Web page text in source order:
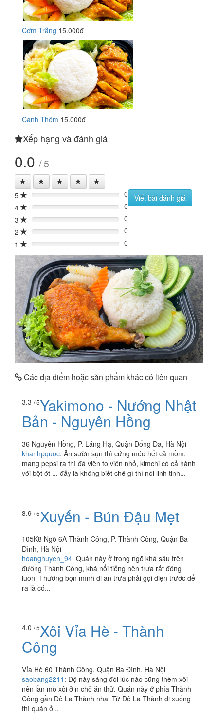
Cơm Trắng 15.000đ
Canh Thêm 15.000đ
Xếp hạng và đánh giá
0.0 / 5
5 0%
0
4
0%
0
3
0%
0
2
0%
0
1
0% 0
Viết bài đánh giá
Các địa điểm hoặc sản phẩm khác có liên quan
3.3 / 5Yakimono - Nướng Nhật
Bản - Nguyên Hồng
36 Nguyên Hồng, P. Láng Hạ, Quận Đống Đa, Hà Nội
khanhpquoc: Ăn sườn sụn thì cứng méo hết cả mồm,
mang pepsi ra thì đá viên to viên nhỏ, kimchi có cả hành
với bột ớt ... đấy là không biết chê gì thì nói linh tinh...
3.9 / 5Xuyến - Bún Đậu Mẹt
105K8 Ngõ 6A Thành Công, P. Thành Công, Quận Ba
Đình, Hà Nội
hoanghuyen_94: Quán này ở trong ngõ khá sâu trên
đường Thành Công, khá nổi tiếng nên trưa rất đông
luôn. Thường bọn mình đi ăn trưa phải gọi điện trước để
ra là có...
4.0 / 5Xôi Vỉa Hè - Thành
Công
Vỉa Hè 60 Thành Công, Quận Ba Đình, Hà Nội
saobang2211 : Độ này sáng đói lúc nào cũng thèm xôi
nên lần mò xôi ở n chỗ ăn thử. Quán này ở phía Thành
Công gần Đê La Thành nha. Từ Đê La Thành đi xuống
thì quán ở...